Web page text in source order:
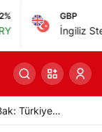
GBP
İngiliz Sterlini
Türkiye